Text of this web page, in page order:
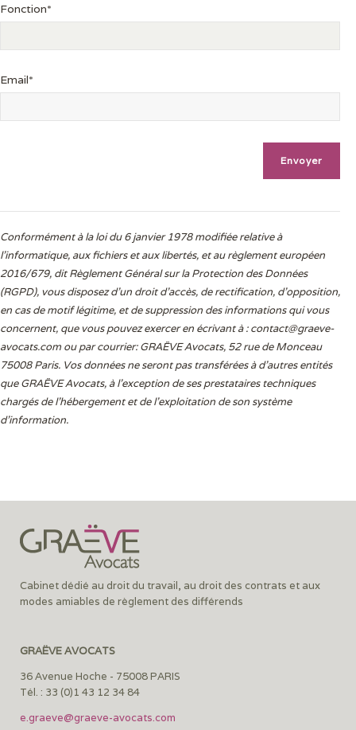
Fonction*
Email*
Conformément à la loi du 6 janvier 1978 modifiée relative à
l'informatique, aux fichiers et aux libertés, et au règlement européen
2016/679, dit Règlement Général sur la Protection des Données
(RGPD), vous disposez d’un droit d’accès, de rectification, d’opposition,
en cas de motif légitime, et de suppression des informations qui vous
concernent, que vous pouvez exercer en écrivant à :contact@graeve-
avocats.com ou par courrier: GRAËVE Avocats, 52 rue de Monceau
75008 Paris. Vos données ne seront pas transférées à d’autres entités
que GRAËVE Avocats, à l’exception de ses prestataires techniques
chargés de l’hébergement et de l’exploitation de son système
d’information.
Cabinet dédié au droit du travail, au droit des contrats et aux
modes amiables de règlement des différends
GRAËVE AVOCATS
36 Avenue Hoche - 75008 PARIS
Tél. : 33 (0)1 43 12 34 84
e.graeve@graeve-avocats.com